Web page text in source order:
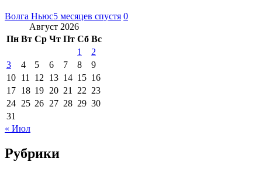
Волга Ньюс5 месяцев спустя 0
Август 2026
Пн Вт Ср Чт Пт Сб Вс
1
2
3
4 5 6 7 8
9
10 11 12 13 14 15 16
17 18 19 20 21 22 23
24 25 26 27 28 29 30
31
« Июл
Рубрики